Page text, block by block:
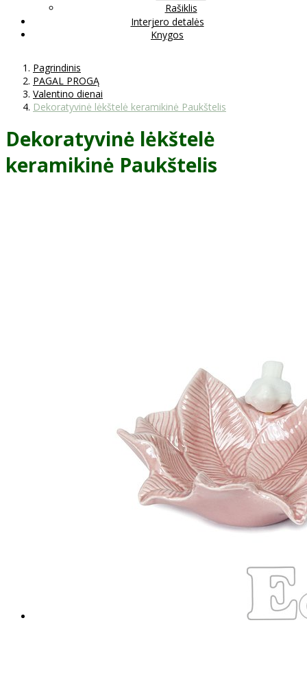
Rašiklis
Interjero detalės
Knygos
Pagrindinis
PAGAL PROGĄ
Valentino dienai
Dekoratyvinė lėkštelė keramikinė Paukštelis
Dekoratyvinė lėkštelė
keramikinė Paukštelis